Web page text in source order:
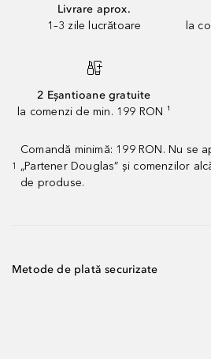
Livrare aprox.
1–3 zile lucrătoare
la
2 Eșantioane gratuite
la comenzi de min. 199 RON ¹
1
Comandă minimă: 199 RON. Nu se
„Partener Douglas” și comenzilor
de produse.
Metode de plată securizate